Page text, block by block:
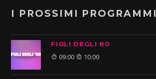
I PROSSIMI PROGRAMMI
FIGLI DEGLI 80
09:00 10:00